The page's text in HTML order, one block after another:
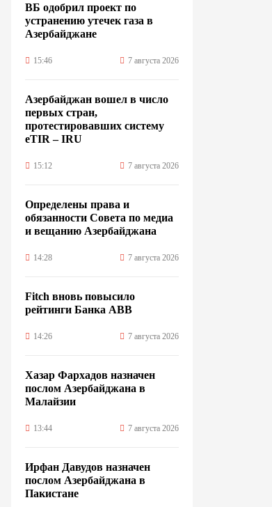
ВБ одобрил проект по
устранению утечек газа в
Азербайджане
15:46 7 августа 2026
Азербайджан вошел в число
первых стран,
протестировавших систему
eTIR – IRU
15:12 7 августа 2026
Определены права и
обязанности Совета по медиа
и вещанию Азербайджана
14:28 7 августа 2026
Fitch вновь повысило
рейтинги Банка ABB
14:26 7 августа 2026
Хазар Фархадов назначен
послом Азербайджана в
Малайзии
13:44 7 августа 2026
Ирфан Давудов назначен
послом Азербайджана в
Пакистане